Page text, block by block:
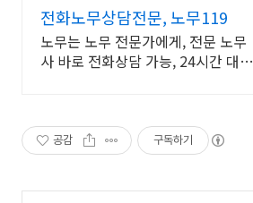
전화노무상담전문, 노무119
노무는 노무 전문가에게, 전문 노무
사 바로 전화상담 가능, 24시간 대기
공감 구독하기